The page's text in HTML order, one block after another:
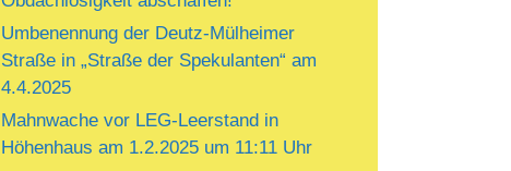
Umbenennung der Deutz-Mülheimer
Straße in „Straße der Spekulanten“ am
4.4.2025
Mahnwache vor LEG-Leerstand in
Höhenhaus am 1.2.2025 um 11:11 Uhr